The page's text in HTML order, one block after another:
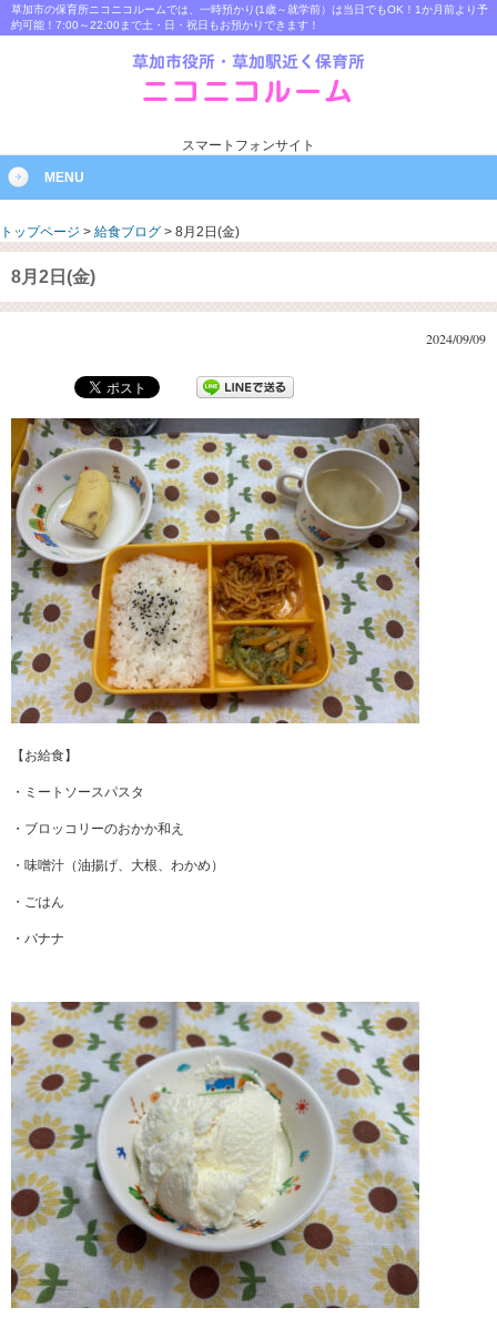
草加市の保育所ニコニコルームでは、一時預かり(1歳～就学前）は当日でもOK！1か月前より予
約可能！7:00～22:00まで土・日・祝日もお預かりできます！
スマートフォンサイト
MENU
トップページ > 給食ブログ > 8月2日(金)
8月2日(金)
2024/09/09
【お給食】
・ミートソースパスタ
・ブロッコリーのおかか和え
・味噌汁（油揚げ、大根、わかめ）
・ごはん
・バナナ